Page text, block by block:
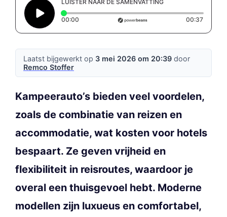
LUISTER NAAR DE SAMENVATTING
00:00 Elapsed time: 0 seconds 00:37
Laatst bijgewerkt op 3 mei 2026 om 20:39 door
Remco Stoffer
Kampeerauto’s bieden veel voordelen,
zoals de combinatie van reizen en
accommodatie, wat kosten voor hotels
bespaart. Ze geven vrijheid en
flexibiliteit in reisroutes, waardoor je
overal een thuisgevoel hebt. Moderne
modellen zijn luxueus en comfortabel,